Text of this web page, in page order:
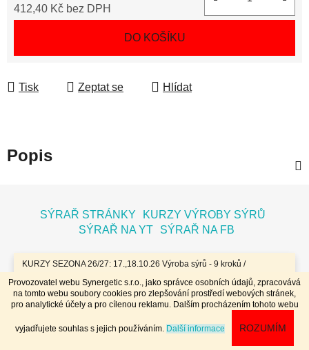
Provozovatel webu Synergetic s.r.o., jako správce osobních údajů, zpracovává
na tomto webu soubory cookies pro zlepšování prostředí webových stránek,
pro analytické účely a pro cílenou reklamu. Dalším procházením tohoto webu
vyjadřujete souhlas s jejich používáním. Další informace ROZUMÍM
KURZY SEZONA 26/27: 17.,18.10.26 Výroba sýrů - 9 kroků /
7.11.26 Bochníky - tvrdé zrající sýry / 8.11.26 Jogurty, Zákysy, Kefír
a Tvaroh + Hnětené a Tažené sýry/ 23.,24.1.27 Sýry doma /
20.,21.3.27 Výroba sýrů - 9 kroků / 10.4.27 Plísňáky - zrající sýry s
plísní / 11.4.27 Bochníky - tvrdé zrající sýry / 29.4..-2.5.27 Sýry 4
dny - komplet // Přihlášky na www.dobrykurz.cz //
412,40 Kč bez DPH
DO KOŠÍKU
Tisk Zeptat se Hlídat
Popis
SÝRAŘ STRÁNKY
KURZY VÝROBY SÝRŮ
SÝRAŘ NA YT
SÝRAŘ NA FB
Vytvořil Shoptet
vyhrazena.